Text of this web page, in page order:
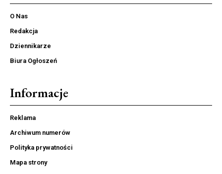
O Nas
Redakcja
Dziennikarze
Biura Ogłoszeń
Informacje
Reklama
Archiwum numerów
Polityka prywatności
Mapa strony